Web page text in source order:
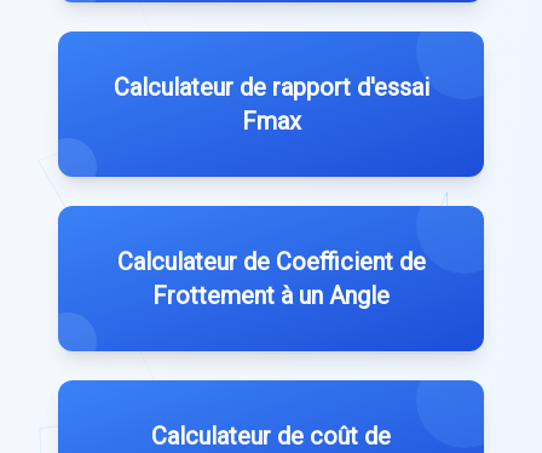
Calculateur de rapport d'essai
Fmax
Calculateur de Coefficient de
Frottement à un Angle
Calculateur de coût de